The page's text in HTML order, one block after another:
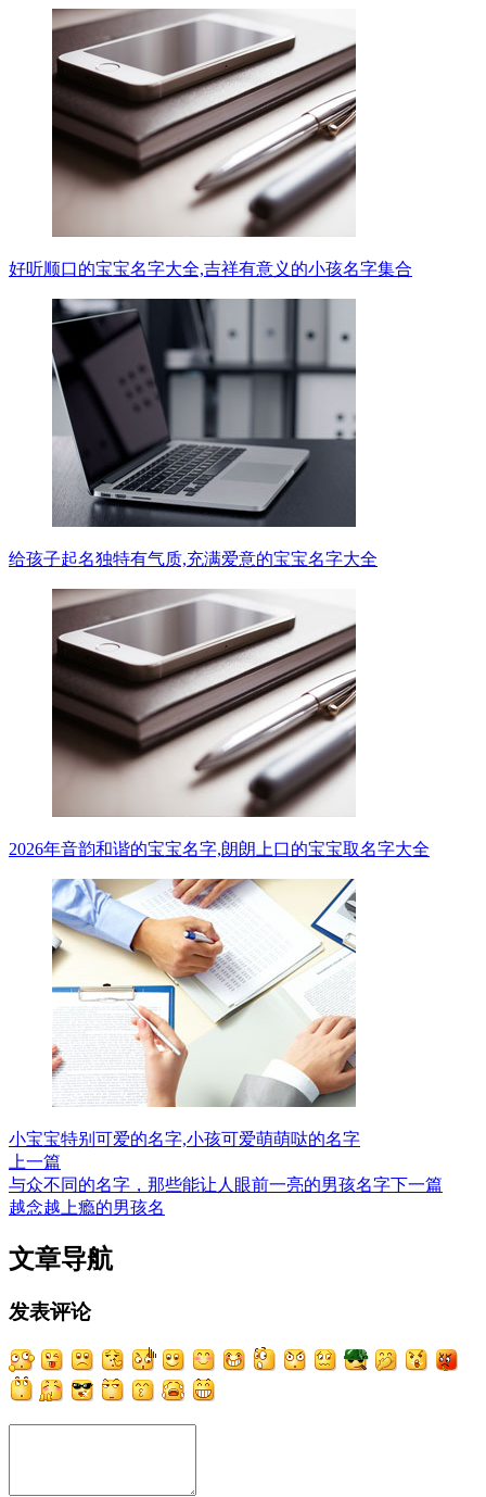
好听顺口的宝宝名字大全,吉祥有意义的小孩名字集合
给孩子起名独特有气质,充满爱意的宝宝名字大全
2026年音韵和谐的宝宝名字,朗朗上口的宝宝取名字大全
小宝宝特别可爱的名字,小孩可爱萌萌哒的名字
上一篇
与众不同的名字，那些能让人眼前一亮的男孩名字下一篇
越念越上瘾的男孩名
文章导航
发表评论